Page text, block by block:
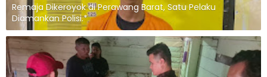
Remaja Dikeroyok di Perawang Barat, Satu Pelaku
Diamankan Polisi.*